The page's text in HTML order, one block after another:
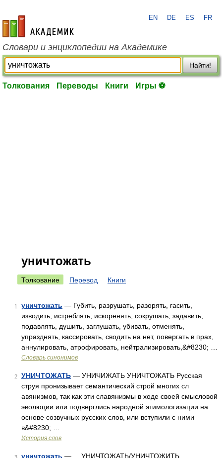
academic.ru
EN DE ES FR
Словари и энциклопедии на Академике
Найти!
Толкования Переводы Книги Игры ⚽
уничтожать
Толкование Перевод Книги
1 уничтожать — Губить, разрушать, разорять, гасить,
изводить, истреблять, искоренять, сокрушать, задавить,
подавлять, душить, заглушать, убивать, отменять,
упразднять, кассировать, сводить на нет, повергать в прах,
аннулировать, атрофировать, нейтрализировать,&#8230; …
Словарь синонимов
2 УНИЧТОЖАТЬ — УНИЧИЖАТЬ УНИЧТОЖАТЬ Русская
струя пронизывает семантический строй многих сл
авянизмов, так как эти славянизмы в ходе своей смысловой
эволюции или подверглись народной этимологизации на
основе созвучных русских слов, или вступили с ними
в&#8230; …
История слов
уничтожать — УНИЧТОЖАТЬ/УНИЧТОЖИТЬ